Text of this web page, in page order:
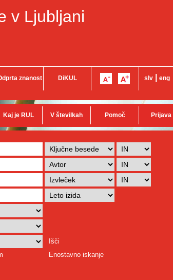
v Ljubljani
znanost DiKUL slv eng
Kaj je RUL V številkah Pomoč Prijava
Išči
Enostavno iskanje